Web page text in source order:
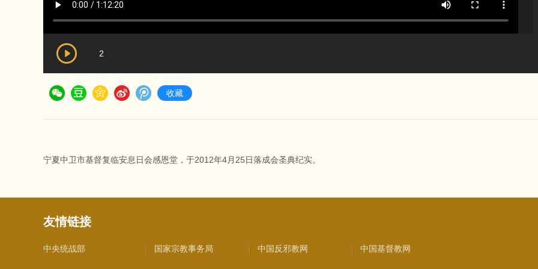
2
收藏
宁夏中卫市基督复临安息日会感恩堂，于2012年4月25日落成会圣典纪实。
友情链接
中央统战部 国家宗教事务局 中国反邪教网 中国基督教网